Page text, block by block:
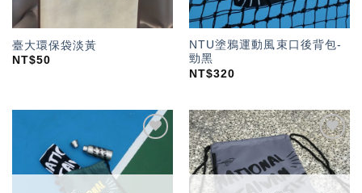
臺大環保袋淡黃
NT$50
NTU塗鴉運動風束口後背包-
勁黑
NT$320
望輕
加入
「願
望輕
單」